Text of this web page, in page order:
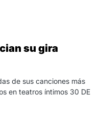
su gira
de sus canciones más
en teatros íntimos 30 DE